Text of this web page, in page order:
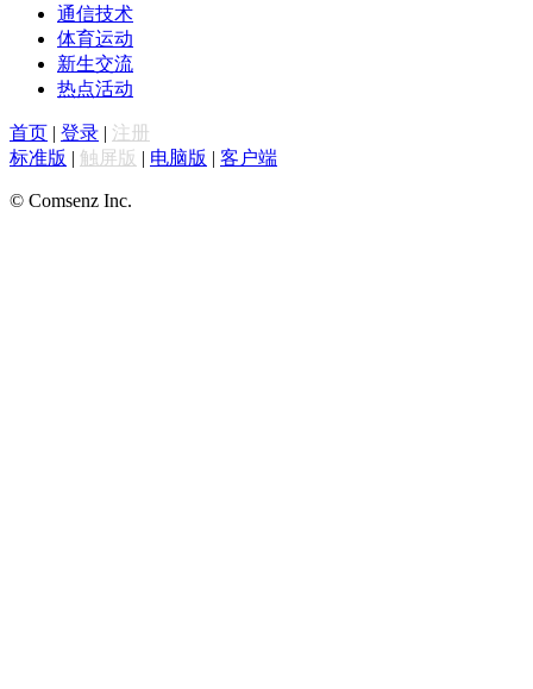
通信技术
体育运动
新生交流
热点活动
首页 | 登录 | 注册
标准版 | 触屏版 | 电脑版 | 客户端
© Comsenz Inc.